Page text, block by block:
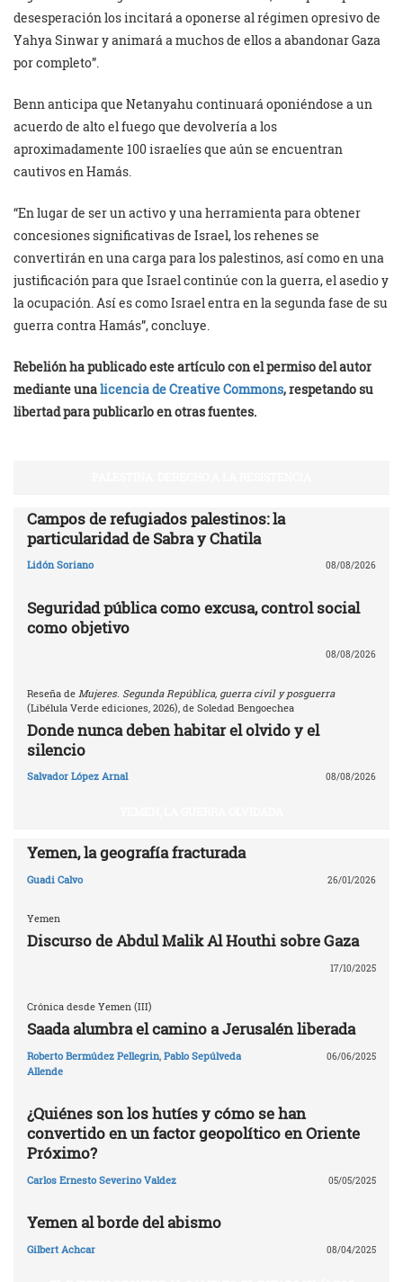
desesperación los incitará a oponerse al régimen opresivo de
Yahya Sinwar y animará a muchos de ellos a abandonar Gaza
por completo”.
Benn anticipa que Netanyahu continuará oponiéndose a un
acuerdo de alto el fuego que devolvería a los
aproximadamente 100 israelíes que aún se encuentran
cautivos en Hamás.
“En lugar de ser un activo y una herramienta para obtener
concesiones significativas de Israel, los rehenes se
convertirán en una carga para los palestinos, así como en una
justificación para que Israel continúe con la guerra, el asedio y
la ocupación. Así es como Israel entra en la segunda fase de su
guerra contra Hamás”, concluye.
Rebelión ha publicado este artículo con el permiso del autor
mediante unalicencia de Creative Commons, respetando su
libertad para publicarlo en otras fuentes.
Campos de refugiados palestinos: la
particularidad de Sabra y Chatila
Lidón Soriano 08/08/2026
Seguridad pública como excusa, control social
como objetivo
08/08/2026
Reseña de Mujeres. Segunda República, guerra civil y posguerra
(Libélula Verde ediciones, 2026), de Soledad Bengoechea
Donde nunca deben habitar el olvido y el
silencio
Salvador López Arnal 08/08/2026
Yemen, la geografía fracturada
Guadi Calvo 26/01/2026
Yemen
Discurso de Abdul Malik Al Houthi sobre Gaza
17/10/2025
Crónica desde Yemen (III)
Saada alumbra el camino a Jerusalén liberada
Roberto Bermúdez Pellegrin, Pablo Sepúlveda
Allende
06/06/2025
¿Quiénes son los hutíes y cómo se han
convertido en un factor geopolítico en Oriente
Próximo?
Carlos Ernesto Severino Valdez 05/05/2025
Yemen al borde del abismo
Gilbert Achcar 08/04/2025